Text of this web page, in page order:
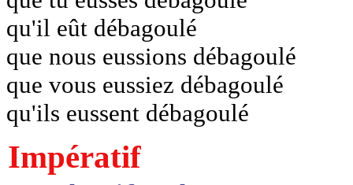
qu'il eût débagoulé
que nous eussions débagoulé
que vous eussiez débagoulé
qu'ils eussent débagoulé
Impératif